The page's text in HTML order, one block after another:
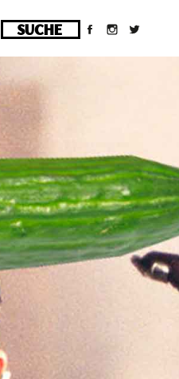
/homepages/10/d43051023/